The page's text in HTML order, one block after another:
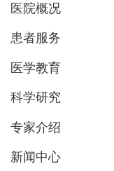
医院概况
患者服务
医学教育
科学研究
专家介绍
新闻中心